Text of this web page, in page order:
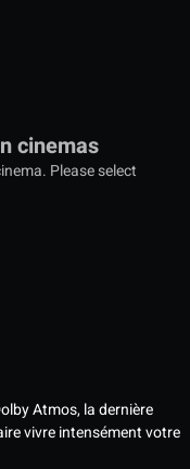
cinemas
Please select
Atmos, la dernière
vivre intensément votre